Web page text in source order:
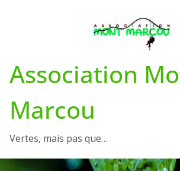
Association
Marcou
Vertes, mais pas que…